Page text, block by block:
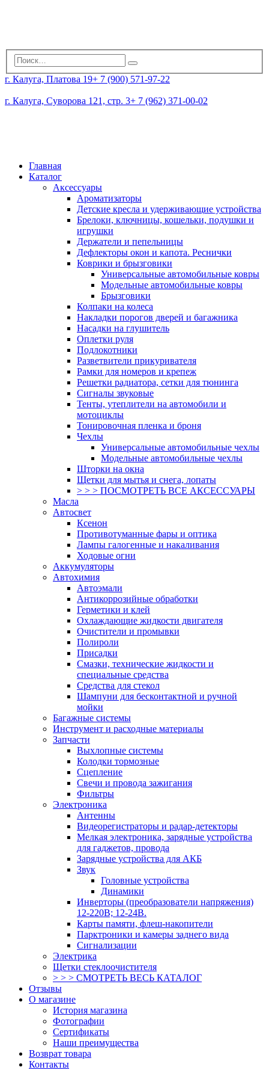
г. Калуга, Платова 19+ 7 (900) 571-97-22
г. Калуга, Суворова 121, стр. 3+ 7 (962) 371-00-02
Главная
Каталог
Аксессуары
Ароматизаторы
Детские кресла и удерживающие устройства
Брелоки, ключницы, кошельки, подушки и
игрушки
Держатели и пепельницы
Дефлекторы окон и капота. Реснички
Коврики и брызговики
Универсальные автомобильные ковры
Модельные автомобильные ковры
Брызговики
Колпаки на колеса
Накладки порогов дверей и багажника
Насадки на глушитель
Оплетки руля
Подлокотники
Разветвители прикуривателя
Рамки для номеров и крепеж
Решетки радиатора, сетки для тюнинга
Сигналы звуковые
Тенты, утеплители на автомобили и
мотоциклы
Тонировочная пленка и броня
Чехлы
Универсальные автомобильные чехлы
Модельные автомобильные чехлы
Шторки на окна
Щетки для мытья и снега, лопаты
> > > ПОСМОТРЕТЬ ВСЕ АКСЕССУАРЫ
Масла
Автосвет
Ксенон
Противотуманные фары и оптика
Лампы галогенные и накаливания
Ходовые огни
Аккумуляторы
Автохимия
Автоэмали
Антикоррозийные обработки
Герметики и клей
Охлаждающие жидкости двигателя
Очистители и промывки
Полироли
Присадки
Смазки, технические жидкости и
специальные средства
Средства для стекол
Шампуни для бесконтактной и ручной
мойки
Багажные системы
Инструмент и расходные материалы
Запчасти
Выхлопные системы
Колодки тормозные
Сцепление
Свечи и провода зажигания
Фильтры
Электроника
Антенны
Видеорегистраторы и радар-детекторы
Мелкая электроника, зарядные устройства
для гаджетов, провода
Зарядные устройства для АКБ
Звук
Головные устройства
Динамики
Инверторы (преобразователи напряжения)
12-220В; 12-24В.
Карты памяти, флеш-накопители
Парктроники и камеры заднего вида
Сигнализации
Электрика
Щетки стеклоочистителя
> > > СМОТРЕТЬ ВЕСЬ КАТАЛОГ
Отзывы
О магазине
История магазина
Фотографии
Сертификаты
Наши преимущества
Возврат товара
Контакты